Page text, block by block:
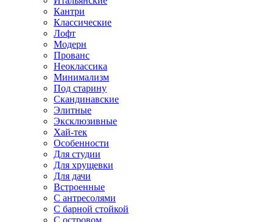
Кантри
Классические
Лофт
Модерн
Прованс
Неоклассика
Минимализм
Под старину
Скандинавские
Элитные
Эксклюзивные
Хай-тек
Особенности
Для студии
Для хрущевки
Для дачи
Встроенные
С антресолями
С барной стойкой
С островом